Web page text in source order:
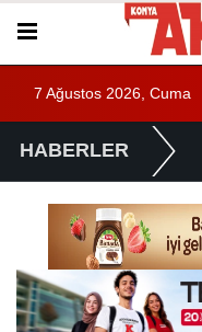
7 Ağustos 2026, Cuma
HABERLER